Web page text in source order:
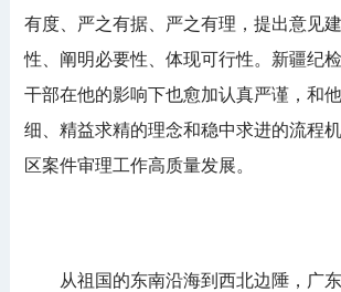
有度、严之有据、严之有理，提出意见
性、阐明必要性、体现可行性。新疆纪
干部在他的影响下也愈加认真严谨，和
细、精益求精的理念和稳中求进的流程
区案件审理工作高质量发展。
从祖国的东南沿海到西北边陲，广东